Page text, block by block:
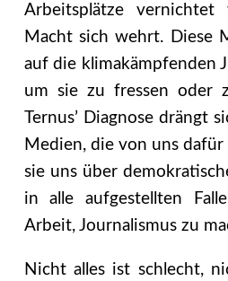
Arbeitsplätze
Macht sich wehrt. Diese
auf die klimakämpfenden
um sie zu fressen oder
Ternus’ Diagnose drängt
Medien, die von uns dafür
sie uns über
in alle aufgestellten
Arbeit, Journalismus zu
Nicht alles ist schlecht,